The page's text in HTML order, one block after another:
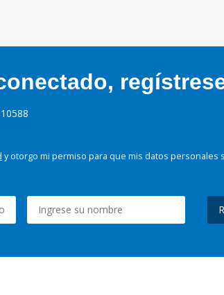
y otorgo mi permiso para que mis datos